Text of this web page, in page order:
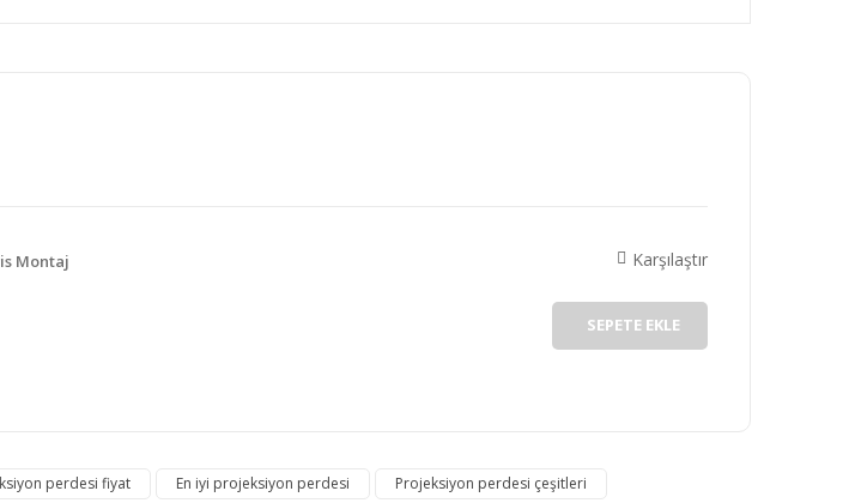
Montaj Karşılaştır
SEPETE EKLE
perdesi fiyat En iyi projeksiyon perdesi
Projeksiyon perdesi çeşitleri